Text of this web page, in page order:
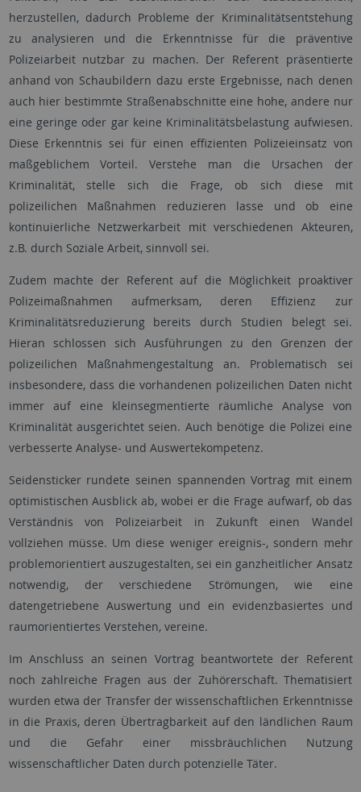
herzustellen, dadurch Probleme der Kriminalitätsentstehung
zu analysieren und die Erkenntnisse für die präventive
Polizeiarbeit nutzbar zu machen. Der Referent präsentierte
anhand von Schaubildern dazu erste Ergebnisse, nach denen
auch hier bestimmte Straßenabschnitte eine hohe, andere nur
eine geringe oder gar keine Kriminalitätsbelastung aufwiesen.
Diese Erkenntnis sei für einen effizienten Polizeieinsatz von
maßgeblichem Vorteil. Verstehe man die Ursachen der
Kriminalität, stelle sich die Frage, ob sich diese mit
polizeilichen Maßnahmen reduzieren lasse und ob eine
kontinuierliche Netzwerkarbeit mit verschiedenen Akteuren,
z.B. durch Soziale Arbeit, sinnvoll sei.
Zudem machte der Referent auf die Möglichkeit proaktiver
Polizeimaßnahmen aufmerksam, deren Effizienz zur
Kriminalitätsreduzierung bereits durch Studien belegt sei.
Hieran schlossen sich Ausführungen zu den Grenzen der
polizeilichen Maßnahmengestaltung an. Problematisch sei
insbesondere, dass die vorhandenen polizeilichen Daten nicht
immer auf eine kleinsegmentierte räumliche Analyse von
Kriminalität ausgerichtet seien. Auch benötige die Polizei eine
verbesserte Analyse- und Auswertekompetenz.
Seidensticker rundete seinen spannenden Vortrag mit einem
optimistischen Ausblick ab, wobei er die Frage aufwarf, ob das
Verständnis von Polizeiarbeit in Zukunft einen Wandel
vollziehen müsse. Um diese weniger ereignis-, sondern mehr
problemorientiert auszugestalten, sei ein ganzheitlicher Ansatz
notwendig, der verschiedene Strömungen, wie eine
datengetriebene Auswertung und ein evidenzbasiertes und
raumorientiertes Verstehen, vereine.
Im Anschluss an seinen Vortrag beantwortete der Referent
noch zahlreiche Fragen aus der Zuhörerschaft. Thematisiert
wurden etwa der Transfer der wissenschaftlichen Erkenntnisse
in die Praxis, deren Übertragbarkeit auf den ländlichen Raum
und die Gefahr einer missbräuchlichen Nutzung
wissenschaftlicher Daten durch potenzielle Täter.